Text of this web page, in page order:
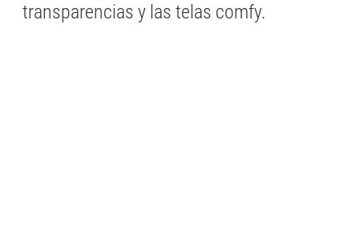
transparencias y las telas comfy.